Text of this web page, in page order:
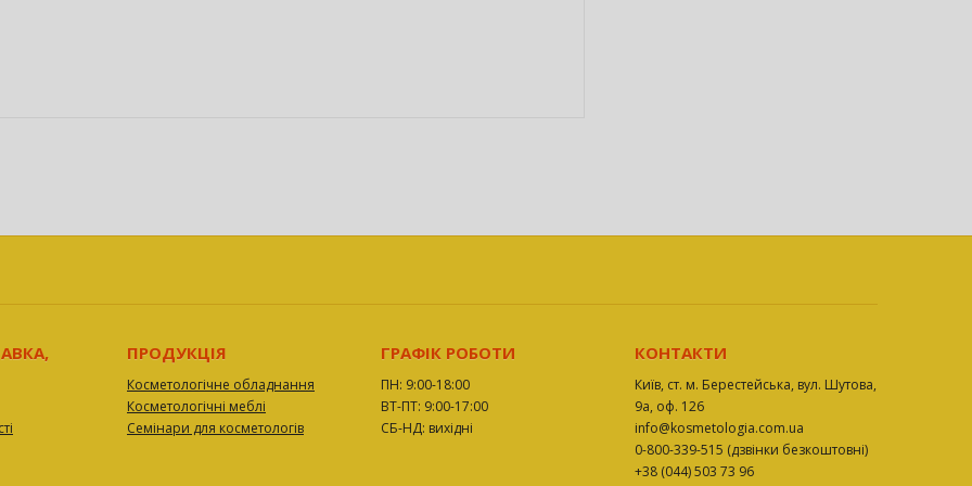
ПРОДУКЦІЯ
Косметологічне обладнання
Косметологічні меблі
Семінари для косметологів
ГРАФІК РОБОТИ
ПН: 9:00-18:00
ВТ-ПТ: 9:00-17:00
СБ-НД: вихідні
КОНТАКТИ
Київ, ст. м. Берестейська, вул. Шутова,
9а, оф. 126
info@kosmetologia.com.ua
0-800-339-515 (дзвінки безкоштовні)
+38 (044) 503 73 96